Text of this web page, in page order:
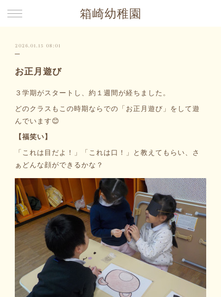
箱崎幼稚園
2026.01.15 08:01
お正月遊び
３学期がスタートし、約１週間が経ちました。
どのクラスもこの時期ならでの「お正月遊び」をして遊
んでいます😊
【福笑い】
「これは目だよ！」「これは口！」と教えてもらい、さ
ぁどんな顔ができるかな？